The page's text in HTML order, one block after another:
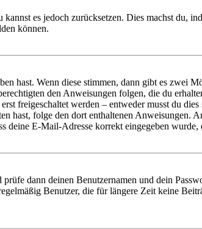
es jedoch zurücksetzen. Dies machst du,
können.
hast. Wenn diese stimmen, dann gibt es zwei
den Anweisungen folgen, die du
freigeschaltet werden – entweder musst du
folge den dort enthaltenen Anweisungen.
E-Mail-Adresse korrekt eingegeben
dann deinen Benutzernamen und dein
Benutzer, die für längere Zeit keine